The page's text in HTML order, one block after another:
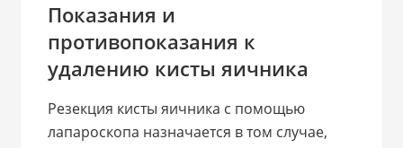
Показания и
противопоказания к
удалению кисты яичника
Резекция кисты яичника с помощью
лапароскопа назначается в том случае,